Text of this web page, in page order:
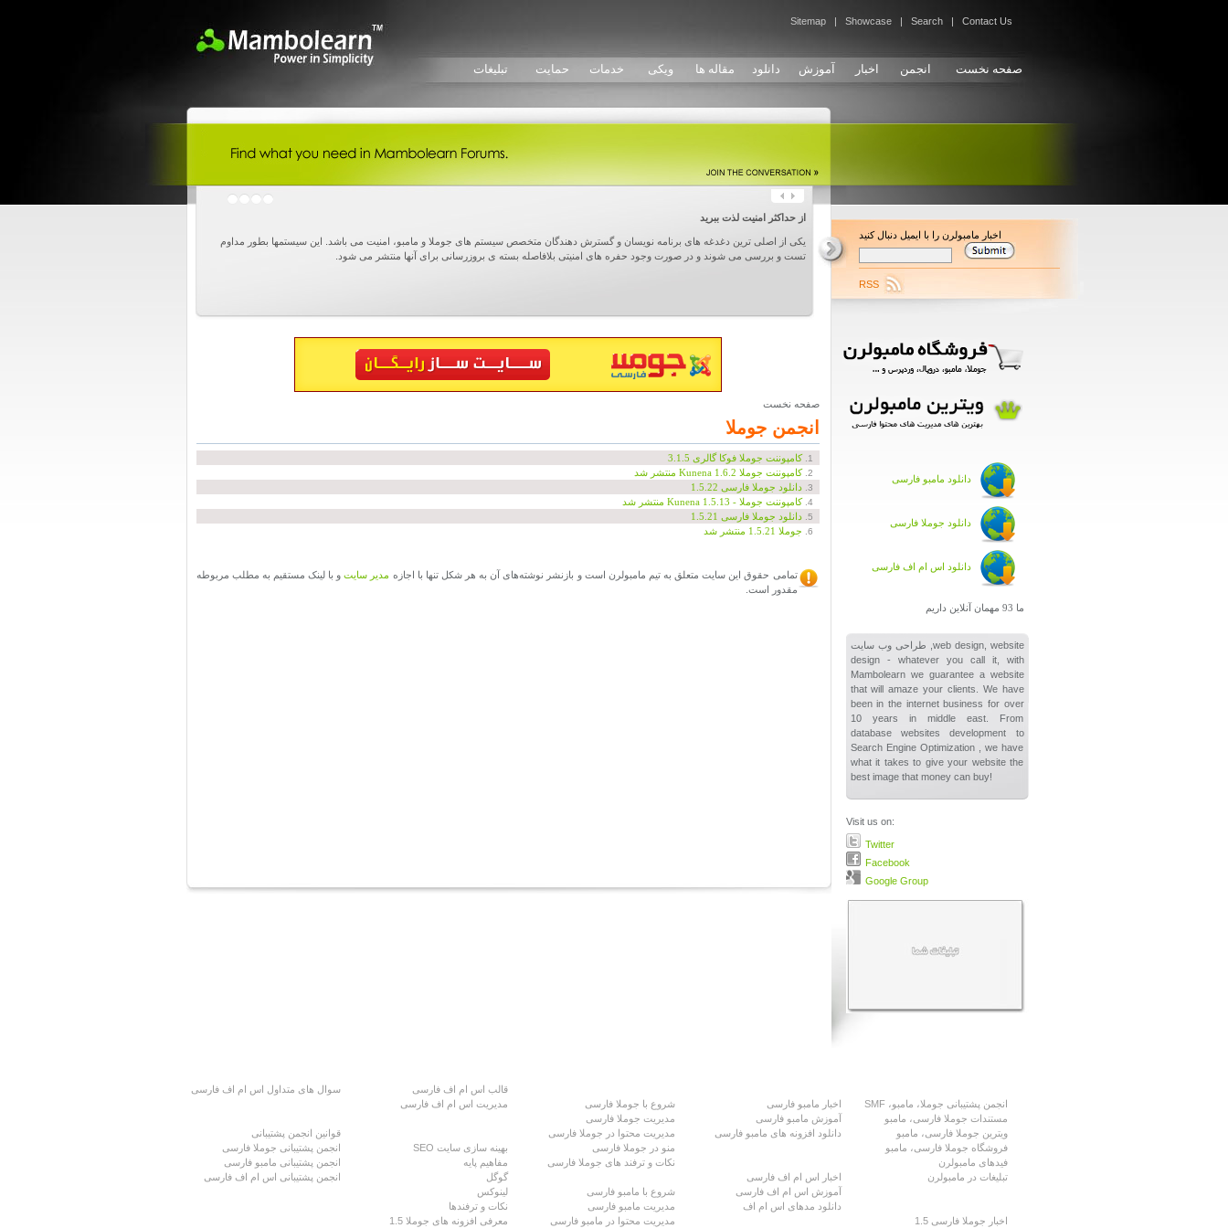
Sitemap | Showcase | Search | Contact Us
تبلیغات حمایت خدمات ویکی مقاله ها دانلود آموزش اخبار انجمن صفحه نخست
از حداکثر امنیت لذت ببرید
یکی از اصلی ترین دغدغه های برنامه نویسان و گسترش دهندگان متخصص سیستم های جوملا و مامبو، امنیت می باشد. این سیستمها بطور مداوم
تست و بررسی می شوند و در صورت وجود حفره های امنیتی بلافاصله بسته ی بروزرسانی برای آنها منتشر می شود.
تیم مامبولرن در کمتر از یک روز - رایگان - مالک یک سایت با تمام امکانات شوید.
صفحه نخست
انجمن جوملا
1. کامپوننت جوملا فوکا گالری 3.1.5
2. کامپوننت جوملا Kunena 1.6.2 منتشر شد
3. دانلود جوملا فارسی 1.5.22
4. کامپوننت جوملا - Kunena 1.5.13 منتشر شد
5. دانلود جوملا فارسی 1.5.21
6. جوملا 1.5.21 منتشر شد
تمامی حقوق این سایت متعلق به تیم مامبولرن است و بازنشر نوشته‌های آن به هر شکل تنها با اجازه مدیر سایتو با لینک مستقیم به مطلب مربوطه
مقدور است.
اخبار مامبولرن را با ایمیل دنبال کنید
RSS
دانلود مامبو فارسی
دانلود جوملا فارسی
دانلود اس ام اف فارسی
ما 93 مهمان آنلاین داریم
طراحی وب سایت ,web design, website
design - whatever you call it, with
Mambolearn we guarantee a website
that will amaze your clients. We have
been in the internet business for over
10 years in middle east. From
database websites development to
Search Engine Optimization , we have
what it takes to give your website the
best image that money can buy!
Visit us on:
Twitter
Facebook
Google Group
سوال های متداول اس ام اف فارسی
قوانین انجمن پشتیبانی
انجمن پشتیبانی جوملا فارسی
انجمن پشتیبانی مامبو فارسی
انجمن پشتیبانی اس ام اف فارسی
قالب اس ام اف فارسی
مدیریت اس ام اف فارسی
بهینه سازی سایت SEO
مفاهیم پایه
گوگل
لینوکس
نکات و ترفندها
معرفی افزونه های جوملا 1.5
شروع با جوملا فارسی
مدیریت جوملا فارسی
مدیریت محتوا در جوملا فارسی
منو در جوملا فارسی
نکات و ترفند های جوملا فارسی
شروع با مامبو فارسی
مدیریت مامبو فارسی
مدیریت محتوا در مامبو فارسی
اخبار مامبو فارسی
آموزش مامبو فارسی
دانلود افزونه های مامبو فارسی
اخبار اس ام اف فارسی
آموزش اس ام اف فارسی
دانلود مدهای اس ام اف
انجمن پشتیبانی جوملا، مامبو، SMF
مستندات جوملا فارسی، مامبو
ویترین جوملا فارسی، مامبو
فروشگاه جوملا فارسی، مامبو
فیدهای مامبولرن
تبلیغات در مامبولرن
اخبار جوملا فارسی 1.5